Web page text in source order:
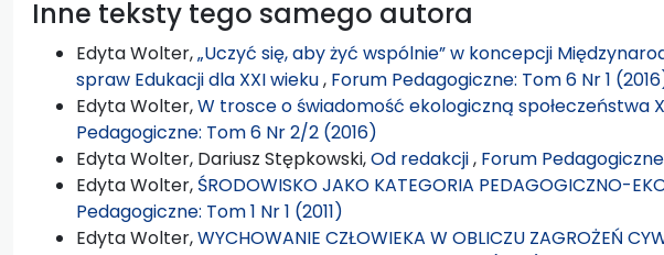
Inne teksty tego samego autora
Edyta Wolter,„Uczyć się, aby żyć wspólnie” w koncepcji
spraw Edukacji dla XXI wieku, Forum Pedagogiczne: Tom 6 Nr 1
Edyta Wolter,W trosce o świadomość ekologiczną społeczeństwa
Pedagogiczne: Tom 6 Nr 2/2 (2016)
Edyta Wolter, Dariusz Stępkowski,Od redakcji, Forum
Edyta Wolter, ŚRODOWISKO JAKO KATEGORIA PEDAGOGICZNO-
Pedagogiczne: Tom 1 Nr 1 (2011)
Edyta Wolter,WYCHOWANIE CZŁOWIEKA W OBLICZU ZAGROŻEŃ